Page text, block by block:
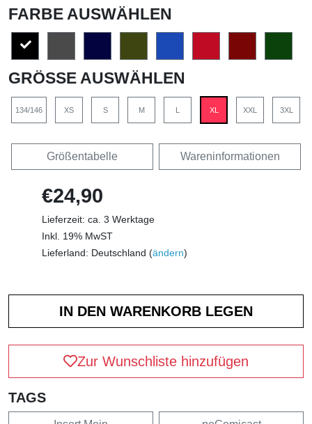
FARBE AUSWÄHLEN
GRÖSSE AUSWÄHLEN
134/146 XS S M L XL XXL 3XL
Größentabelle Wareninformationen
€24,90
Lieferzeit: ca. 3 Werktage
Inkl. 19% MwST
Lieferland: Deutschland (ändern)
Zur Wunschliste hinzufügen
TAGS